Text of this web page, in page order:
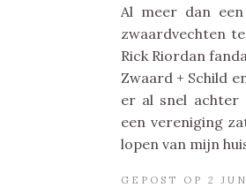
Al meer dan
zwaardvechten
Rick Riordan
Zwaard + Schild
er al snel achter
een vereniging
lopen van mijn
GEPOST OP 2